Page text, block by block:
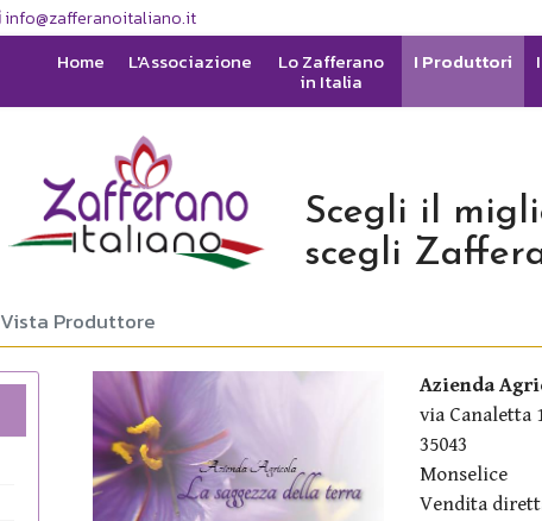
info@zafferanoitaliano.it
Home L'Associazione Lo Zafferano
in Italia
I Produttori
Scegli il
scegli
Vista Produttore
Azienda
via Canaletta
35043
Monselice
Vendita